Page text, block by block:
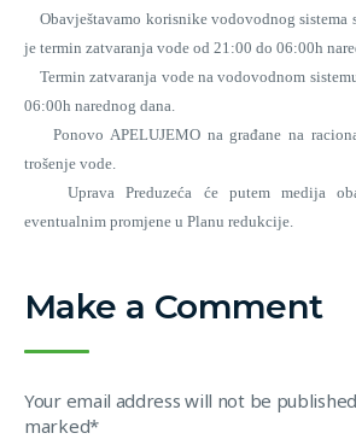
Obavještavamo korisnike vodovodnog sistema
je termin zatvaranja vode od 21:00 do 06:00h
Termin zatvaranja vode na vodovodnom
06:00h narednog dana.
Ponovo APELUJEMO na građane na
trošenje vode.
Uprava Preduzeća će putem medija
eventualnim promjene u Planu redukcije.
JP RAD d.d.
Make a Comment
Your email address will not be
marked*